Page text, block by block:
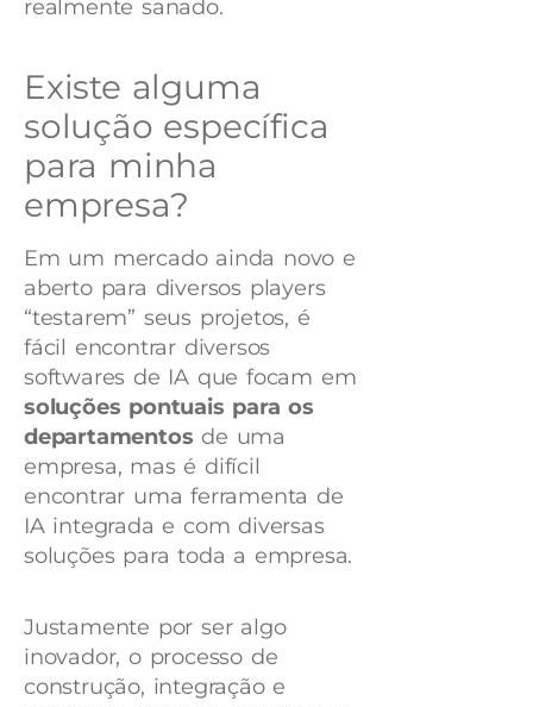
realmente sanado.
Existe alguma
solução específica
para minha
empresa?
Em um mercado ainda novo e
aberto para diversos players
“testarem” seus projetos, é
fácil encontrar diversos
softwares de IA que focam em
soluções pontuais para os
departamentos de uma
empresa, mas é difícil
encontrar uma ferramenta de
IA integrada e com diversas
soluções para toda a empresa.
Justamente por ser algo
inovador, o processo de
construção, integração e